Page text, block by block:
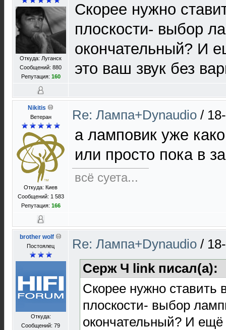
Откуда: Луганск
Сообщений: 880
Репутация: 160
Скорее нужно
плоскости- выбор
окончательный? И
это ваш звук без
Nikitis
Ветеран
Откуда: Киев
Сообщений: 1 583
Репутация: 166
Re: Лампа+Dynaudio /
а ламповик уже
или просто пока в
всё суета...
brother wolf
Постоялец
Откуда:
Сообщений: 79
Re: Лампа+Dynaudio /
Серж Ч link писал(а):
Скорее нужно ставить
плоскости- выбор
окончательный? И